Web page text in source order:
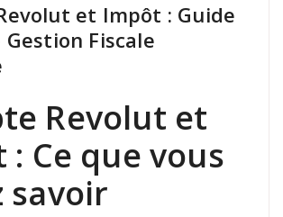
et Impôt : Guide
Fiscale
Revolut et
: Ce que vous
savoir